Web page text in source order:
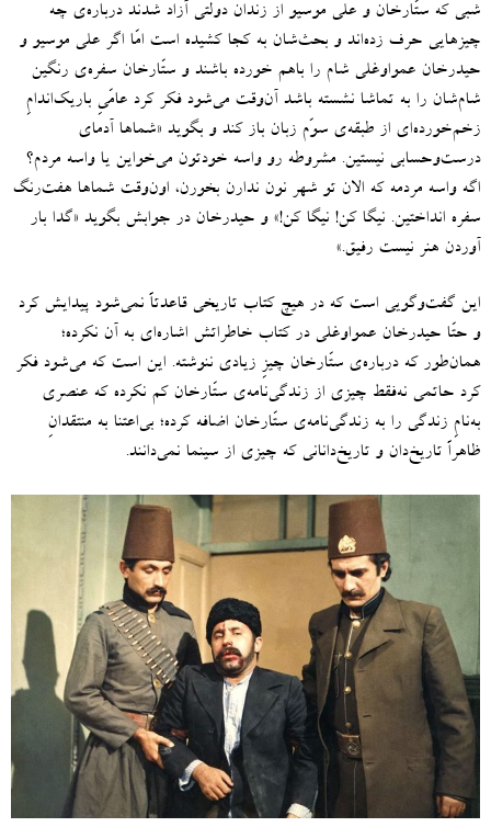
شبی که ستّارخان و علی موسیو از زندان دولتی آزاد شدند درباره‌ی چه
چیزهایی حرف زده‌اند و بحث‌شان به کجا کشیده است امّا اگر علی موسیو و
حیدرخان عمواوغلی شام را باهم خورده‌ باشند و ستّارخان سفره‌ی رنگین‌
شام‌شان را به تماشا نشسته باشد آن‌وقت می‌شود فکر کرد عامّیِ باریک‌اندامِ
زخم‌خورده‌ای از طبقه‌ی سوّم زبان باز کند و بگوید «شماها آدمای
درست‌وحسابی نیستین. مشروطه رو واسه خودتون می‌خواین یا واسه مردم؟
اگه واسه مردمه که الان تو شهر نون ندارن بخورن، اون‌وقت شماها هفت‌رنگ
سفره انداختین. نیگا کن! نیگا کن!»و حیدرخان در جوابش بگوید «گدا بار
آوردن هنر نیست رفیق.»
این گفت‌وگویی است که در هیچ کتاب تاریخی قاعدتاً نمی‌شود پیدایش کرد
و حتّا حیدرخان عمواوغلی در کتاب خاطراتش اشاره‌ای به آن نکرده؛
همان‌طور که درباره‌ی ستّارخان چیزِ زیادی ننوشته. این‌ است که می‌شود فکر
کرد حاتمی نه‌فقط چیزی از زندگی‌نامه‌ی ستّارخان کم نکرده که عنصری
به‌نامِ زندگی را به زندگی‌نامه‌ی ستّارخان اضافه کرده؛ بی‌اعتنا به منتقدانِ
ظاهراً تاریخ‌دان و تاریخ‌دانانی که چیزی از سینما نمی‌دانند.